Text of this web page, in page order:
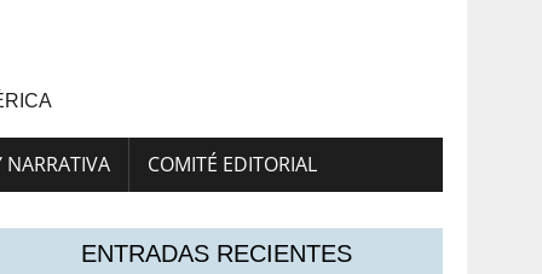
NARRATIVA COMITÉ EDITORIAL
ENTRADAS RECIENTES